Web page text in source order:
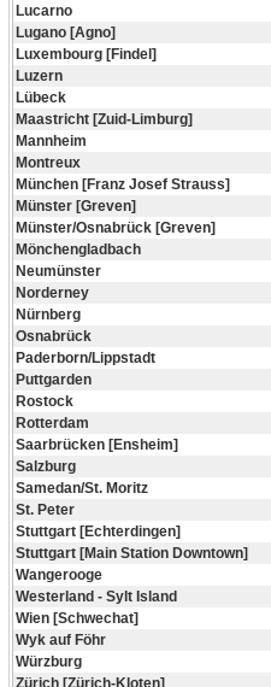
Lucarno
Lugano [Agno]
Luxembourg [Findel]
Luzern
Lübeck
Maastricht [Zuid-Limburg]
Mannheim
Montreux
München [Franz Josef Strauss]
Münster [Greven]
Münster/Osnabrück [Greven]
Mönchengladbach
Neumünster
Norderney
Nürnberg
Osnabrück
Paderborn/Lippstadt
Puttgarden
Rostock
Rotterdam
Saarbrücken [Ensheim]
Salzburg
Samedan/St. Moritz
St. Peter
Stuttgart [Echterdingen]
Stuttgart [Main Station Downtown]
Wangerooge
Westerland - Sylt Island
Wien [Schwechat]
Wyk auf Föhr
Würzburg
Zürich [Zürich-Kloten]